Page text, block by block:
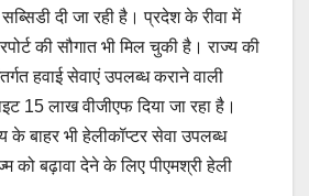
दी जा रही है। प्रदेश के रीवा में
की सौगात भी मिल चुकी है। राज्य की
हवाई सेवाएं उपलब्ध कराने वाली
15 लाख वीजीएफ दिया जा रहा है।
के बाहर भी हेलीकॉप्टर सेवा उपलब्ध
को बढ़ावा देने के लिए पीएमश्री हेली